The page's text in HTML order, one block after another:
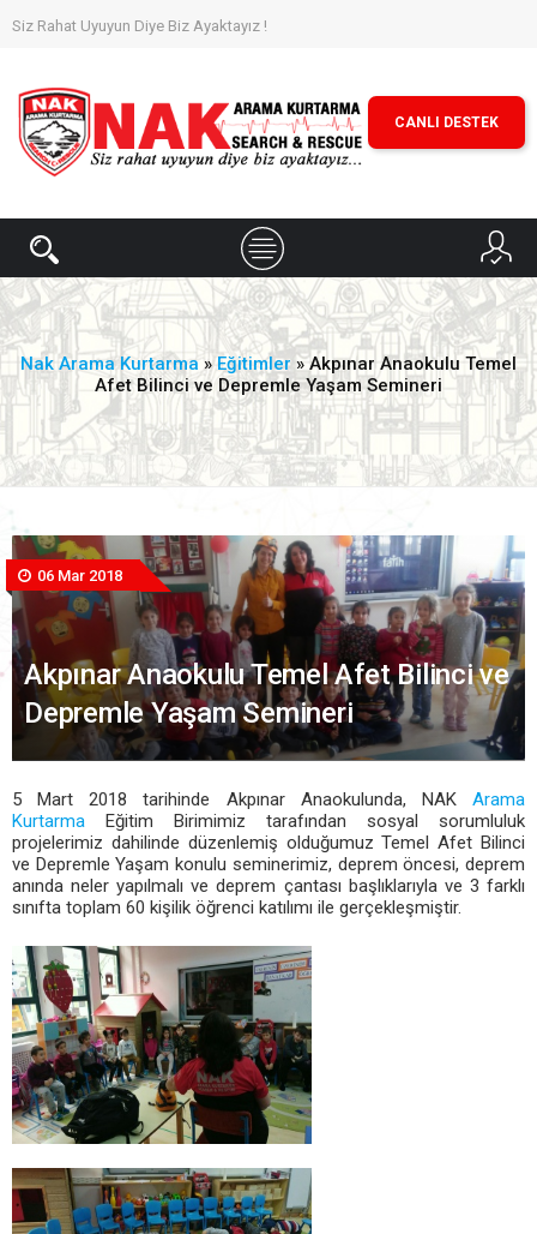
Siz Rahat Uyuyun Diye Biz Ayaktayız !
CANLI DESTEK
Nak Arama Kurtarma »Eğitimler » Akpınar Anaokulu Temel
Afet Bilinci ve Depremle Yaşam Semineri
06 Mar 2018
Akpınar Anaokulu Temel Afet Bilinci ve
Depremle Yaşam Semineri
5 Mart 2018 tarihinde Akpınar Anaokulunda, NAK Arama
Kurtarma Eğitim Birimimiz tarafından sosyal sorumluluk
projelerimiz dahilinde düzenlemiş olduğumuz Temel Afet Bilinci
ve Depremle Yaşam konulu seminerimiz, deprem öncesi, deprem
anında neler yapılmalı ve deprem çantası başlıklarıyla ve 3 farklı
sınıfta toplam 60 kişilik öğrenci katılımı ile gerçekleşmiştir.